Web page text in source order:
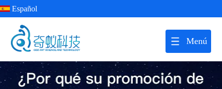
Español
Menú